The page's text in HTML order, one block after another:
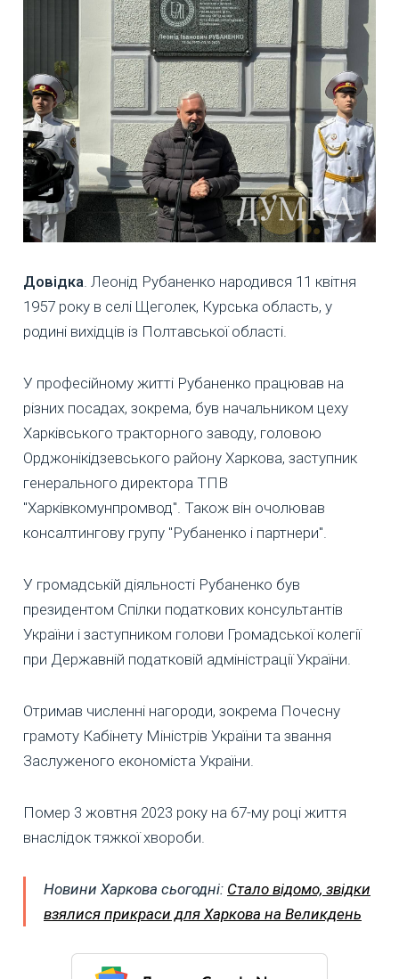
Довідка. Леонід Рубаненко народився 11 квітня
1957 року в селі Щеголек, Курська область, у
родині вихідців із Полтавської області.
У професійному житті Рубаненко працював на
різних посадах, зокрема, був начальником цеху
Харківського тракторного заводу, головою
Орджонікідзевського району Харкова, заступник
генерального директора ТПВ
"Харківкомунпромвод". Також він очолював
консалтингову групу "Рубаненко і партнери".
У громадській діяльності Рубаненко був
президентом Спілки податкових консультантів
України і заступником голови Громадської колегії
при Державній податковій адміністрації України.
Отримав численні нагороди, зокрема Почесну
грамоту Кабінету Міністрів України та звання
Заслуженого економіста України.
Помер 3 жовтня 2023 року на 67-му році життя
внаслідок тяжкої хвороби.
Новини Харкова сьогодні: Стало відомо, звідки
взялися прикраси для Харкова на Великдень